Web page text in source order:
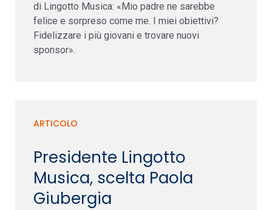
di Lingotto Musica: «Mio padre ne sarebbe
felice e sorpreso come me. I miei obiettivi?
Fidelizzare i più giovani e trovare nuovi
sponsor».
ARTICOLO
Presidente Lingotto
Musica, scelta Paola
Giubergia